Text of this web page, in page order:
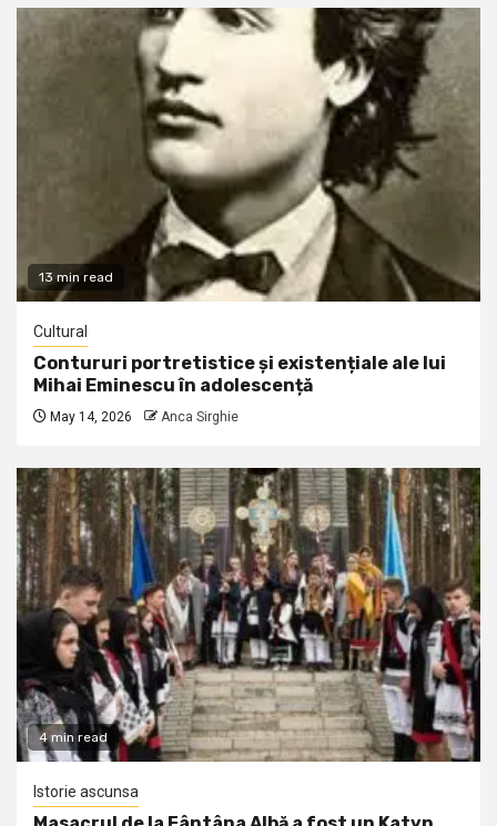
13 min read
Cultural
Contururi portretistice și existențiale ale lui
Mihai Eminescu în adolescență
May 14, 2026 Anca Sirghie
4 min read
Istorie ascunsa